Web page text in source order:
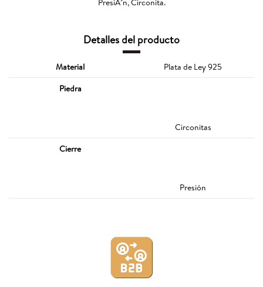
PresiÃ³n, Circonita.
Detalles del producto
Material
Plata de Ley 925
Piedra
Circonitas
Cierre
Presión